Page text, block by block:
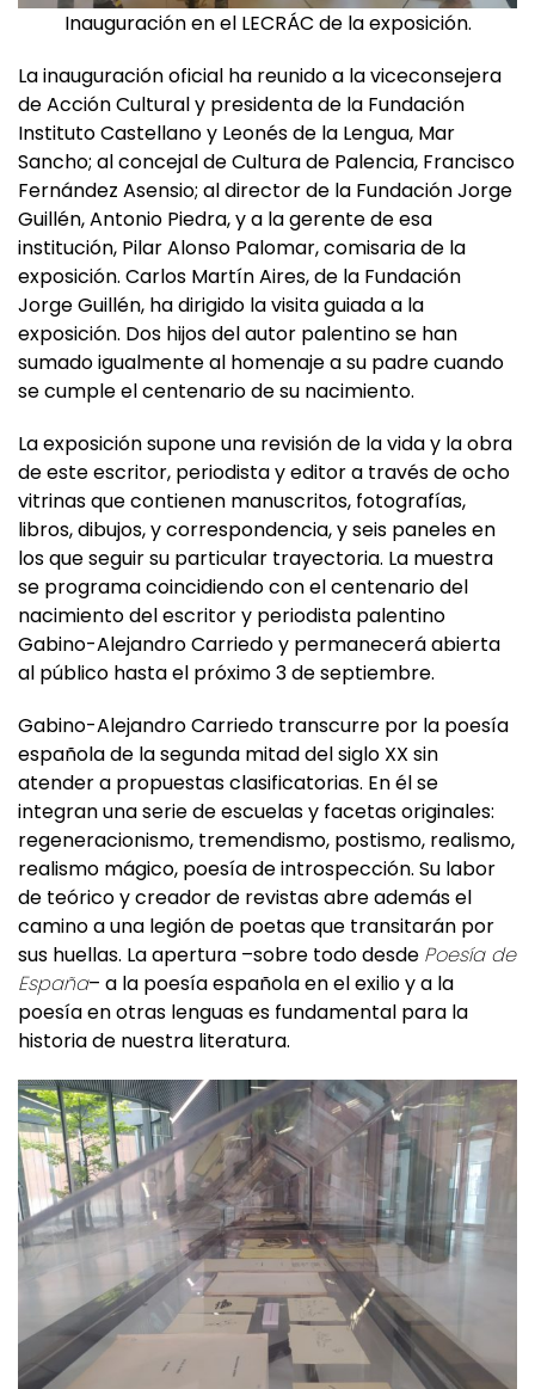
Inauguración en el LECRÁC de la exposición.
La inauguración oficial ha reunido a la viceconsejera
de Acción Cultural y presidenta de la Fundación
Instituto Castellano y Leonés de la Lengua, Mar
Sancho; al concejal de Cultura de Palencia, Francisco
Fernández Asensio; al director de la Fundación Jorge
Guillén, Antonio Piedra, y a la gerente de esa
institución, Pilar Alonso Palomar, comisaria de la
exposición. Carlos Martín Aires, de la Fundación
Jorge Guillén, ha dirigido la visita guiada a la
exposición. Dos hijos del autor palentino se han
sumado igualmente al homenaje a su padre cuando
se cumple el centenario de su nacimiento.
La exposición supone una revisión de la vida y la obra
de este escritor, periodista y editor a través de ocho
vitrinas que contienen manuscritos, fotografías,
libros, dibujos, y correspondencia, y seis paneles en
los que seguir su particular trayectoria. La muestra
se programa coincidiendo con el centenario del
nacimiento del escritor y periodista palentino
Gabino-Alejandro Carriedo y permanecerá abierta
al público hasta el próximo 3 de septiembre.
Gabino-Alejandro Carriedo transcurre por la poesía
española de la segunda mitad del siglo XX sin
atender a propuestas clasificatorias. En él se
integran una serie de escuelas y facetas originales:
regeneracionismo, tremendismo, postismo, realismo,
realismo mágico, poesía de introspección. Su labor
de teórico y creador de revistas abre además el
camino a una legión de poetas que transitarán por
sus huellas. La apertura –sobre todo desde Poesía de
España– a la poesía española en el exilio y a la
poesía en otras lenguas es fundamental para la
historia de nuestra literatura.